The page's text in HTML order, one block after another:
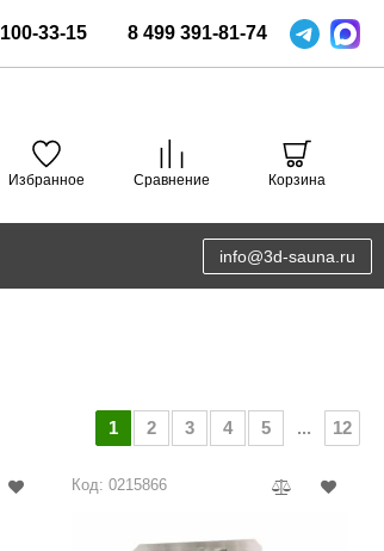
100-33-15 8 499 391-81-74
Избранное Сравнение Корзина
Руспанель
info@3d-sauna.ru
1 2 3 4 5 ... 12
Код: 0215866